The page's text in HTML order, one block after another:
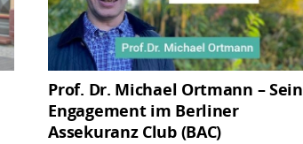
Prof. Dr. Michael Ortmann – Sein
Engagement im Berliner
Assekuranz Club (BAC)